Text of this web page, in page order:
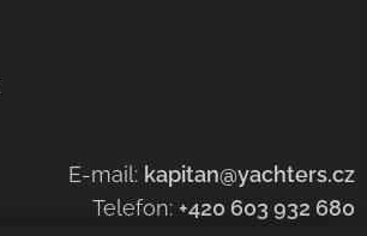
E-mail: kapitan@yachters.cz
Telefon: +420 603 932 680